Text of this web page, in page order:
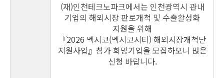
(재)인천테크노파크에서는 인천광역시 관내
기업의 해외시장 판로개척 및 수출활성화
지원을 위해
『2026 멕시코(멕시코시티) 해외시장개척단
지원사업』참가 희망기업을 모집하오니 많은
신청 바랍니다.